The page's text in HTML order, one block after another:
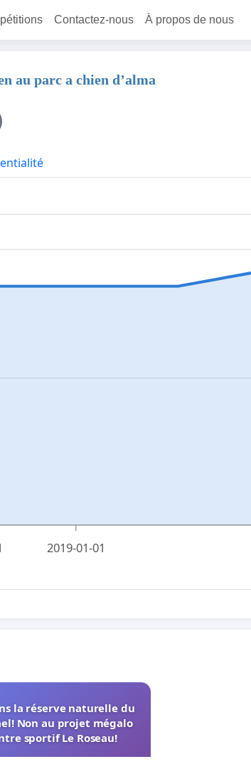
Contactez-nous À propos de nous
au parc a chien d’alma
2019-01-01
la réserve naturelle du
Non au projet mégalo
sportif Le Roseau!